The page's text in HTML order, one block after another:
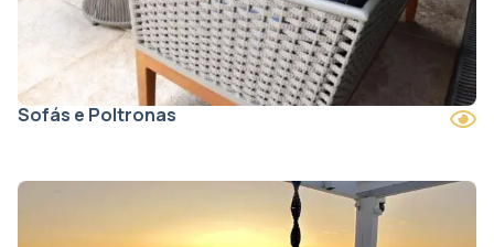
Sofás e Poltronas